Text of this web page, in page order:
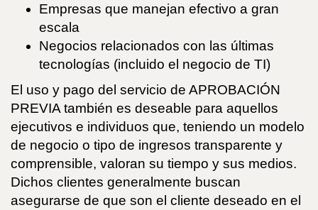
Empresas que manejan efectivo a gran
escala
Negocios relacionados con las últimas
tecnologías (incluido el negocio de TI)
El uso y pago del servicio de APROBACIÓN
PREVIA también es deseable para aquellos
ejecutivos e individuos que, teniendo un modelo
de negocio o tipo de ingresos transparente y
comprensible, valoran su tiempo y sus medios.
Dichos clientes generalmente buscan
asegurarse de que son el cliente deseado en el